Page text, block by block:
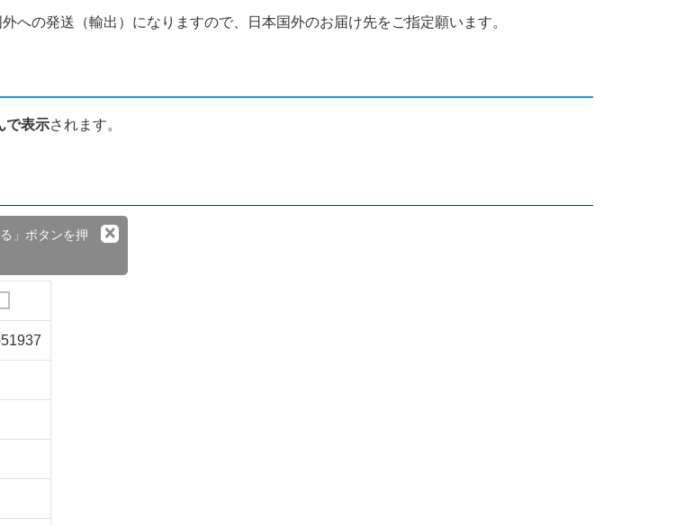
の発送（輸出）になりますので、日本国外のお届け先をご指定願います。
で表示されます。
」ボタンを押
×